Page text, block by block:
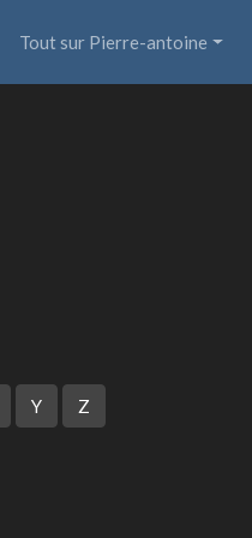
Tout sur Pierre-antoine
Y Z